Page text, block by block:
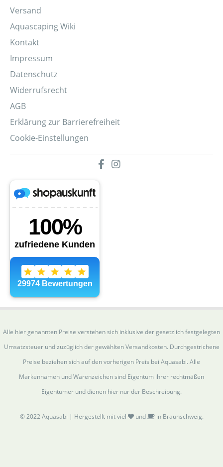
Versand
Aquascaping Wiki
Kontakt
Impressum
Datenschutz
Widerrufsrecht
AGB
Erklärung zur Barrierefreiheit
Cookie-Einstellungen
Alle hier genannten Preise verstehen sich inklusive der gesetzlich festgelegten
Umsatzsteuer und zuzüglich der gewählten Versandkosten. Durchgestrichene
Preise beziehen sich auf den vorherigen Preis bei Aquasabi. Alle
Markennamen und Warenzeichen sind Eigentum ihrer rechtmäßen
Eigentümer und dienen hier nur der Beschreibung.
© 2022 Aquasabi | Hergestellt mit viel und in Braunschweig.